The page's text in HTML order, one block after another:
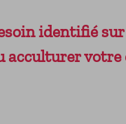
identifié
votre